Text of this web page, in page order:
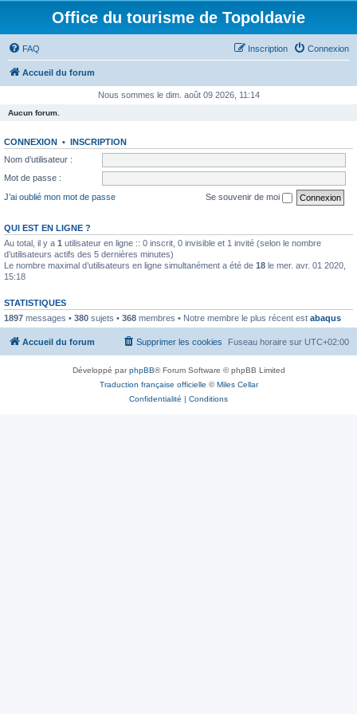
Office du tourisme de Topoldavie
FAQ Connexion
Inscription
Accueil du forum
Nous sommes le dim. août 09 2026, 11:14
Aucun forum.
CONNEXION • INSCRIPTION
Nom d’utilisateur :
Mot de passe :
J’ai oublié mon mot de passe
Se souvenir de moi
QUI EST EN LIGNE ?
Au total, il y a 1 utilisateur en ligne :: 0 inscrit, 0 invisible et 1 invité (selon le nombre
d’utilisateurs actifs des 5 dernières minutes)
Le nombre maximal d’utilisateurs en ligne simultanément a été de 18 le mer. avr. 01 2020,
15:18
STATISTIQUES
1897 messages • 380 sujets • 368 membres • Notre membre le plus récent est abaqus
Accueil du forum Fuseau horaire sur UTC+02:00
Supprimer les cookies
Développé parphpBB® Forum Software © phpBB Limited
Traduction française officielle ©Miles Cellar
Confidentialité | Conditions